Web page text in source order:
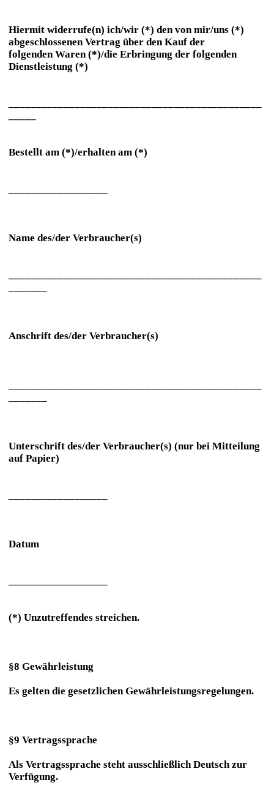
Hiermit widerrufe(n) ich/wir (*) den von mir/uns (*)
abgeschlossenen Vertrag über den Kauf der
folgenden Waren (*)/die Erbringung der folgenden
Dienstleistung (*)
Bestellt am (*)/erhalten am (*)
Name des/der Verbraucher(s)
Anschrift des/der Verbraucher(s)
Unterschrift des/der Verbraucher(s) (nur bei Mitteilung
auf Papier)
Datum
(*) Unzutreffendes streichen.
§8 Gewährleistung
Es gelten die gesetzlichen Gewährleistungsregelungen.
§9 Vertragssprache
Als Vertragssprache steht ausschließlich Deutsch zur
Verfügung.